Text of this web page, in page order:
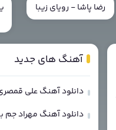
رضا پاشا - رویای زیبا
آهنگ های جدید
دانلود آهنگ علی
دانلود آهنگ مهراد جم